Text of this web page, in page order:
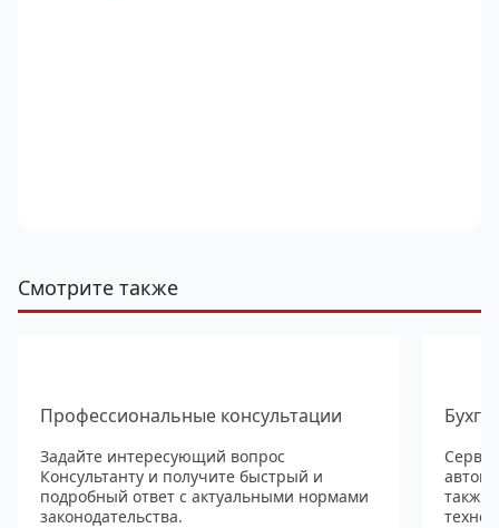
Смотрите также
Профессиональные консультации
Задайте интересующий вопрос
Консультанту и получите быстрый и
подробный ответ с актуальными нормами
законодательства.
также